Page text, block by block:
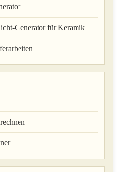
Generator für Keramik